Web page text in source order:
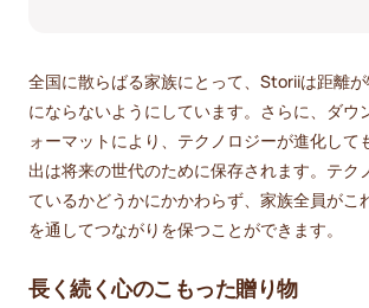
全国に散らばる家族にとって、Storiiは距離
にならないようにしています。さらに、ダウ
ォーマットにより、テクノロジーが進化して
出は将来の世代のために保存されます。テク
ているかどうかにかかわらず、家族全員がこ
を通してつながりを保つことができます。
長く続く心のこもった贈り物